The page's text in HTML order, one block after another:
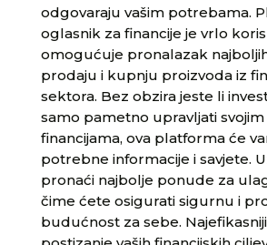
odgovaraju vašim potrebama.
oglasnik za financije je vrlo
omogućuje pronalazak
prodaju i kupnju proizvoda iz
sektora. Bez obzira jeste li
samo pametno upravljati
financijama, ova platforma će
potrebne informacije i savjete.
pronaći najbolje ponude za
čime ćete osigurati sigurnu i
budućnost za sebe.